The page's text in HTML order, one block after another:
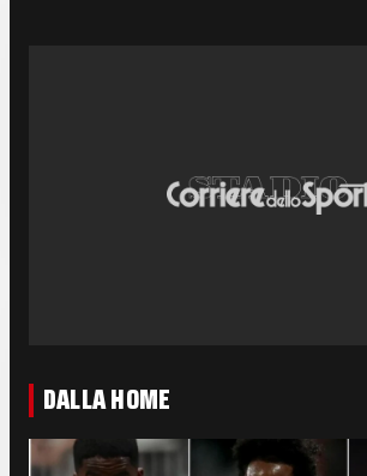
DALLA HOME